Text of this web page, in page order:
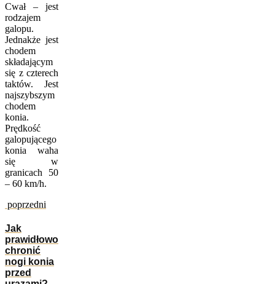
Cwał – jest
rodzajem
galopu.
Jednakże jest
chodem
składającym
się z czterech
taktów. Jest
najszybszym
chodem
konia.
Prędkość
galopującego
konia waha
się w
granicach 50
– 60 km/h.
poprzedni
Jak
prawidłowo
chronić
nogi konia
przed